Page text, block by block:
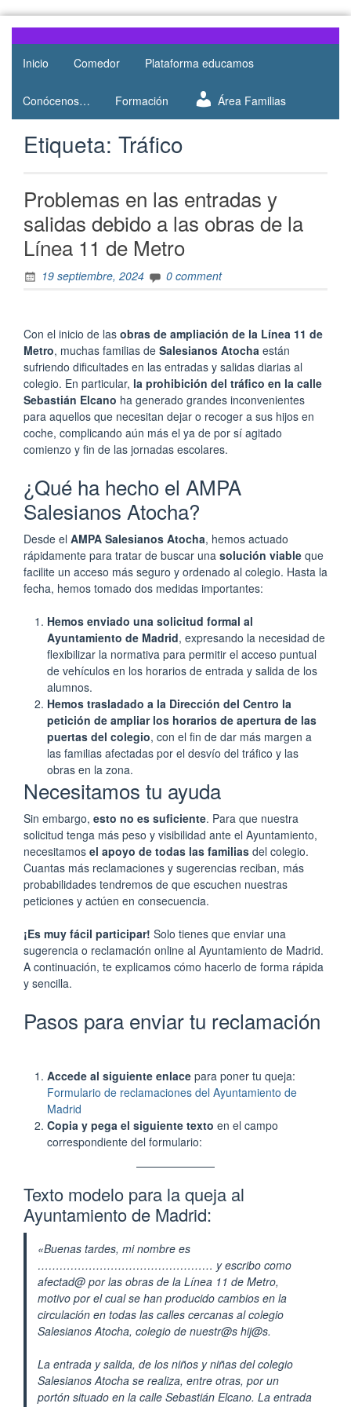
contentAMPA
Salesianos
Atocha
AMPA del
Colegio
de Atocha
Inicio Comedor Plataforma educamos
Conócenos… Formación Área Familias
Etiqueta: Tráfico
Problemas en las entradas y
salidas debido a las obras de la
Línea 11 de Metro
19 septiembre, 2024 0 comment
Con el inicio de las obras de ampliación de la Línea 11 de
Metro, muchas familias de Salesianos Atocha están
sufriendo dificultades en las entradas y salidas diarias al
colegio. En particular, la prohibición del tráfico en la calle
Sebastián Elcano ha generado grandes inconvenientes
para aquellos que necesitan dejar o recoger a sus hijos en
coche, complicando aún más el ya de por sí agitado
comienzo y fin de las jornadas escolares.
¿Qué ha hecho el AMPA
Salesianos Atocha?
Desde el AMPA Salesianos Atocha, hemos actuado
rápidamente para tratar de buscar una solución viable que
facilite un acceso más seguro y ordenado al colegio. Hasta la
fecha, hemos tomado dos medidas importantes:
Hemos enviado una solicitud formal al
Ayuntamiento de Madrid, expresando la necesidad de
flexibilizar la normativa para permitir el acceso puntual
de vehículos en los horarios de entrada y salida de los
alumnos.
Hemos trasladado a la Dirección del Centro la
petición de ampliar los horarios de apertura de las
puertas del colegio, con el fin de dar más margen a
las familias afectadas por el desvío del tráfico y las
obras en la zona.
Necesitamos tu ayuda
Sin embargo, esto no es suficiente. Para que nuestra
solicitud tenga más peso y visibilidad ante el Ayuntamiento,
necesitamos el apoyo de todas las familias del colegio.
Cuantas más reclamaciones y sugerencias reciban, más
probabilidades tendremos de que escuchen nuestras
peticiones y actúen en consecuencia.
¡Es muy fácil participar! Solo tienes que enviar una
sugerencia o reclamación online al Ayuntamiento de Madrid.
A continuación, te explicamos cómo hacerlo de forma rápida
y sencilla.
Pasos para enviar tu reclamación
Accede al siguiente enlace para poner tu queja:
Formulario de reclamaciones del Ayuntamiento de
Madrid
Copia y pega el siguiente texto en el campo
correspondiente del formulario:
Texto modelo para la queja al
Ayuntamiento de Madrid:
«Buenas tardes, mi nombre es
………………………………………… y escribo como
afectad@ por las obras de la Línea 11 de Metro,
motivo por el cual se han producido cambios en la
circulación en todas las calles cercanas al colegio
Salesianos Atocha, colegio de nuestr@s hij@s.
La entrada y salida, de los niños y niñas del colegio
Salesianos Atocha se realiza, entre otras, por un
portón situado en la calle Sebastián Elcano. La entrada